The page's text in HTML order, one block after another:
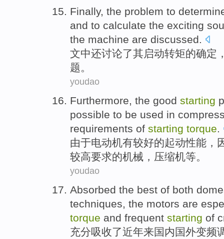
Finally, the problem to
and to calculate the exciting
the machine are discussed.
文中还讨论了其启动转矩的确定
题。
youdao
Furthermore, the good starting
possible to be used in
requirements of starting torque.
由于电动机有较好的起动性能 ，
较高要求的机械， 压缩机等。
youdao
Absorbed the best of both
techniques, the motors are
torque and frequent starting of
充分吸收了近年来国内 国外变频